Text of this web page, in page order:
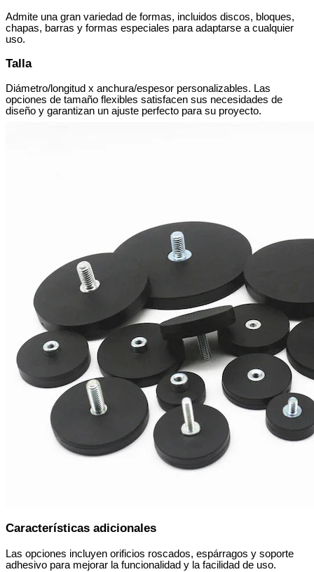
Admite una gran variedad de formas, incluidos discos, bloques,
chapas, barras y formas especiales para adaptarse a cualquier
uso.
Talla
Diámetro/longitud x anchura/espesor personalizables. Las
opciones de tamaño flexibles satisfacen sus necesidades de
diseño y garantizan un ajuste perfecto para su proyecto.
Características adicionales
Las opciones incluyen orificios roscados, espárragos y soporte
adhesivo para mejorar la funcionalidad y la facilidad de uso.